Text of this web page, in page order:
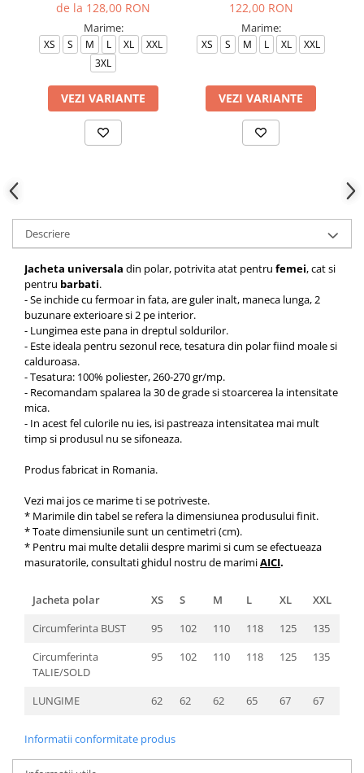
de la 128,00 RON
Marime:
XS S M L XL
XXL
3XL
VEZI VARIANTE
122,00 RON
Marime:
XS S M L XL XXL
VEZI VARIANTE
Descriere
Jacheta universala din polar, potrivita atat pentru femei, cat si
pentru barbati.
- Se inchide cu fermoar in fata, are guler inalt, maneca lunga, 2
buzunare exterioare si 2 pe interior.
- Lungimea este pana in dreptul soldurilor.
- Este ideala pentru sezonul rece, tesatura din polar fiind moale si
calduroasa.
- Tesatura: 100% poliester, 260-270 gr/mp.
- Recomandam spalarea la 30 de grade si stoarcerea la intensitate
mica.
- In acest fel culorile nu ies, isi pastreaza intensitatea mai mult
timp si produsul nu se sifoneaza.
Produs fabricat in Romania.
Vezi mai jos ce marime ti se potriveste.
* Marimile din tabel se refera la dimensiunea produsului finit.
* Toate dimensiunile sunt un centimetri (cm).
* Pentru mai multe detalii despre marimi si cum se efectueaza
masuratorile, consultati ghidul nostru de marimiAICI.
Jacheta polar XS S M L XL
XXL
Circumferinta BUST
95 102 110 118 125
135
Circumferinta
TALIE/SOLD
95 102 110 118 125 135
LUNGIME 62 62 62 65 67 67
Informatii conformitate produs